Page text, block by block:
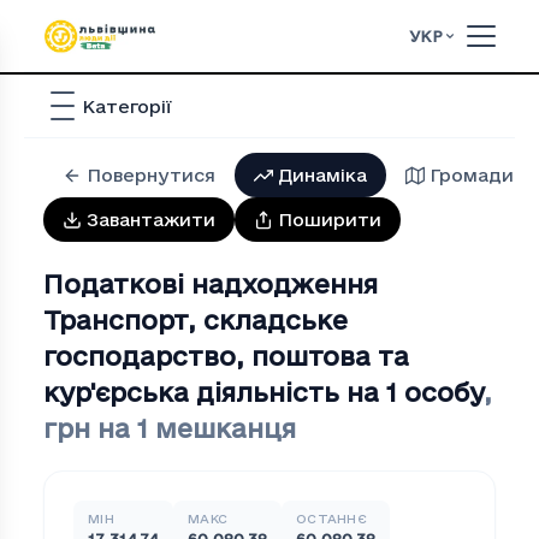
УКР
Категорії
Повернутися Динаміка Громади
Завантажити Поширити
Податкові надходження
Транспорт, складське
господарство, поштова та
кур'єрська дiяльнiсть на 1 особу,
грн на 1 мешканця
МІН МАКС ОСТАННЄ